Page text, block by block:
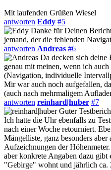
Mit laufenden Grüßen Wiesel
antworten Eddy #5
Danke für Deinen
jemand, der die fehlenden
antworten Andreas #6
Da decken sich
genau mit meinen, wenn ich
(Navigation, individuelle
Mir war auch noch aufgefallen,
(auch nach mehrmaligem
antworten reinhard|huber #7
Guter
Ich hatte die Uhr ebenfalls zu
nach einer Woche retourniert.
Mängelliste, ganz besonders
Aufzeichnungen der
aber konkrete Angaben dazu
"Gebirge" wohnt und jährlich